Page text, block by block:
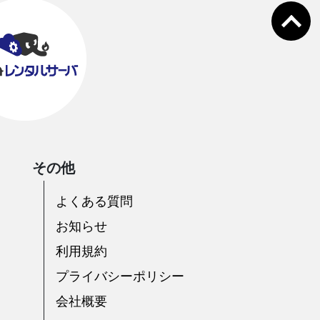
その他
よくある質問
お知らせ
利用規約
プライバシーポリシー
会社概要